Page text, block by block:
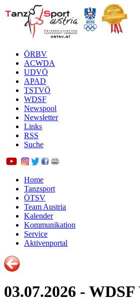
ÖRBV
ACWDA
UDVÖ
APAD
TSTVÖ
WDSF
Newspool
Newsletter
Links
RSS
Suche
Home
Tanzsport
ÖTSV
Team Austria
Kalender
Kommunikation
Service
Aktivenportal
03.07.2026 -